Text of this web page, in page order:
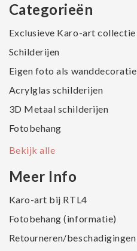
Categorieën
Exclusieve Karo-art collectie
Schilderijen
Eigen foto als wanddecoratie
Acrylglas schilderijen
3D Metaal schilderijen
Fotobehang
Bekijk alle
Meer Info
Karo-art bij RTL4
Fotobehang (informatie)
Retourneren/beschadigingen